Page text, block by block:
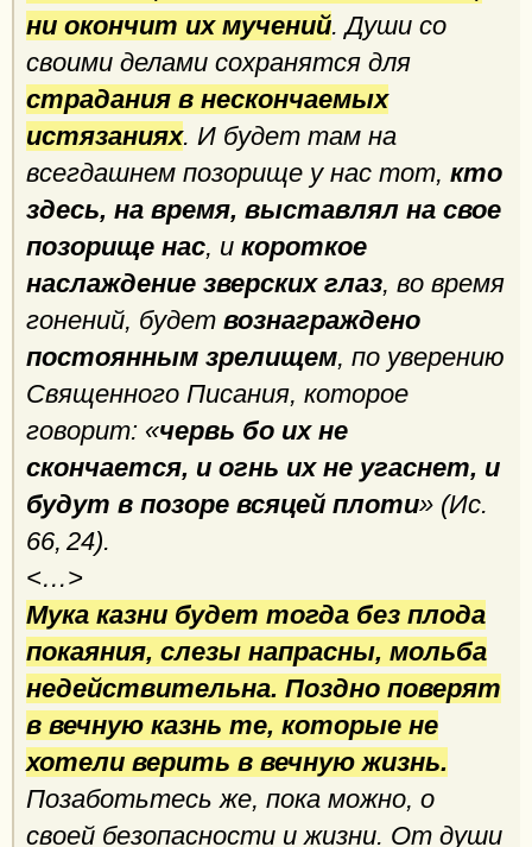
ни окончит их мучений. Души со
своими делами сохранятся для
страдания в нескончаемых
истязаниях. И будет там на
всегдашнем позорище у нас тот, кто
здесь, на время, выставлял на свое
позорище нас, и короткое
наслаждение зверских глаз, во время
гонений, будет вознаграждено
постоянным зрелищем, по уверению
Священного Писания, которое
говорит: «червь бо их не
скончается, и огнь их не угаснет, и
будут в позоре всяцей плоти» (Ис.
66, 24).
<…>
Мука казни будет тогда без плода
покаяния, слезы напрасны, мольба
недействительна. Поздно поверят
в вечную казнь те, которые не
хотели верить в вечную жизнь.
Позаботьтесь же, пока можно, о
своей безопасности и жизни. От души